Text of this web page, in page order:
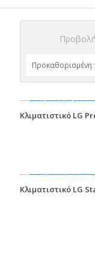
Κλιματιστικό LG
Κλιματιστικό LG